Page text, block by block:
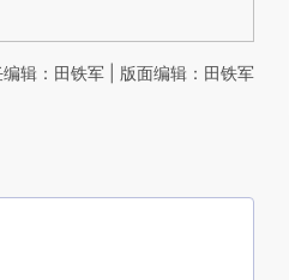
编辑：田铁军 | 版面编辑：田铁军